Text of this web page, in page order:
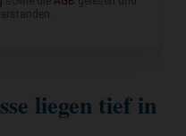
liegen tief in